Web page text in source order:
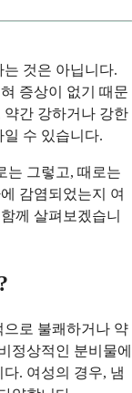
것은 아닙니다.
증상이 없기 때문
약간 강하거나 강한
수 있습니다.
는 그렇고, 때로는
감염되었는지 여
께 살펴보겠습니
로 불쾌하거나 약
정상적인 분비물에
. 여성의 경우, 냄